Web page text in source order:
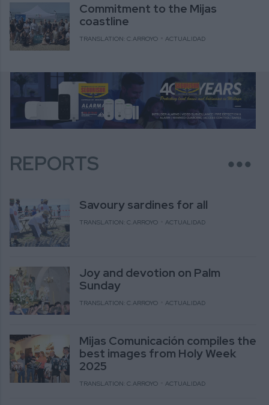
Commitment to the Mijas
coastline
TRANSLATION: C.ARROYO ACTUALIDAD
REPORTS more_horiz
Savoury sardines for all
TRANSLATION: C.ARROYO ACTUALIDAD
Joy and devotion on Palm
Sunday
TRANSLATION: C.ARROYO ACTUALIDAD
Mijas Comunicación compiles the
best images from Holy Week
2025
TRANSLATION: C.ARROYO ACTUALIDAD